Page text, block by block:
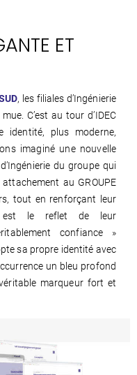
ET
, les filiales d’Ingénierie
C’est au tour d’IDEC
identité, plus moderne,
imaginé une nouvelle
du groupe qui
au GROUPE
tout en renforçant leur
est le reflet de leur
confiance »
sa propre identité avec
un bleu profond
marqueur fort et